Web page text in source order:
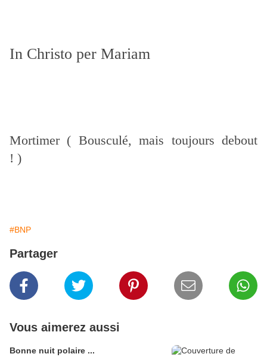
In Christo per Mariam
Mortimer ( Bousculé, mais toujours debout
! )
#BNP
Partager
Vous aimerez aussi
Bonne nuit polaire ...